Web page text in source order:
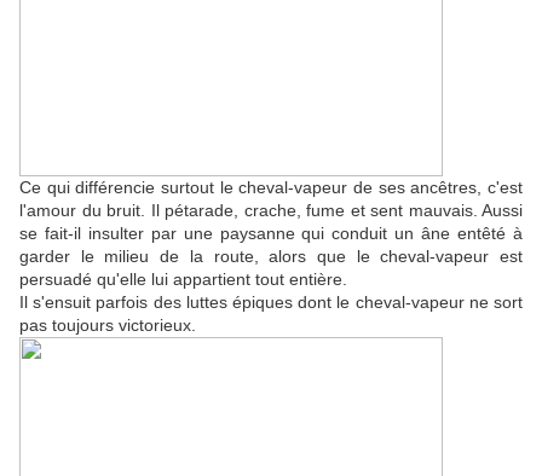
Ce qui différencie surtout le cheval-vapeur de ses ancêtres, c'est
l'amour du bruit. Il pétarade, crache, fume et sent mauvais. Aussi
se fait-il insulter par une paysanne qui conduit un âne entêté à
garder le milieu de la route, alors que le cheval-vapeur est
persuadé qu'elle lui appartient tout entière.
Il s'ensuit parfois des luttes épiques dont le cheval-vapeur ne sort
pas toujours victorieux.